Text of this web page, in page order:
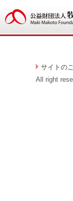
サイトの
All right